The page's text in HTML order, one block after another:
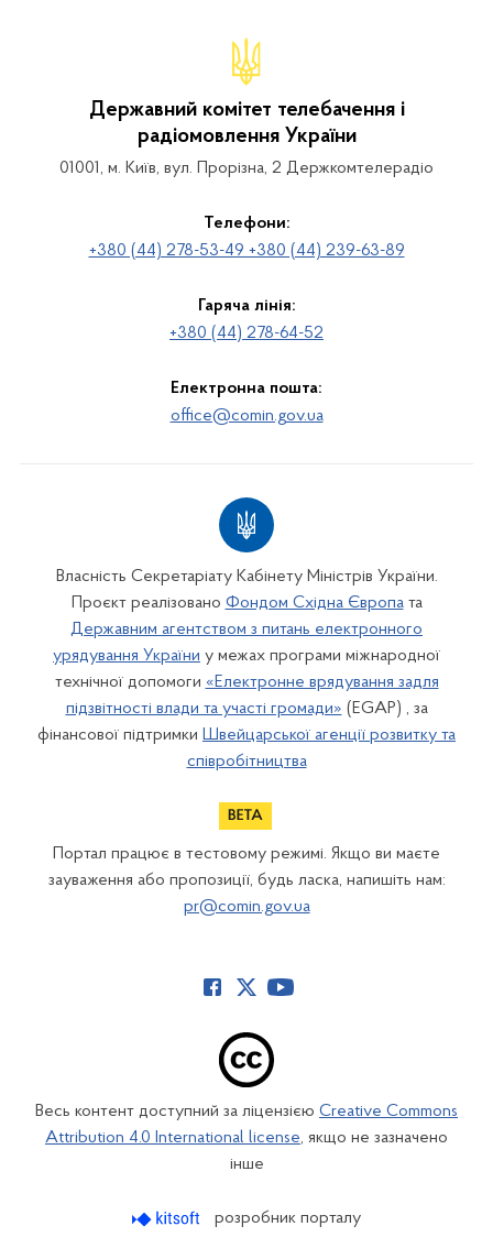
Державний комітет телебачення і
радіомовлення України
01001, м. Київ, вул. Прорізна, 2 Держкомтелерадіо
Телефони:
+380 (44) 278-53-49 +380 (44) 239-63-89
Гаряча лінія:
+380 (44) 278-64-52
Електронна пошта:
office@comin.gov.ua
Власність Секретаріату Кабінету Міністрів України.
Проєкт реалізовано Фондом Східна Європата
Державним агентством з питань електронного
урядування України у межах програми міжнародної
технічної допомоги «Електронне врядування задля
підзвітності влади та участі громади» (EGAP) , за
фінансової підтримки Швейцарської агенції розвитку та
співробітництва
Портал працює в тестовому режимі. Якщо ви маєте
зауваження або пропозиції, будь ласка, напишіть нам:
pr@comin.gov.ua
Весь контент доступний за ліцензією Creative Commons
Attribution 4.0 International license, якщо не зазначено
інше
розробник порталу